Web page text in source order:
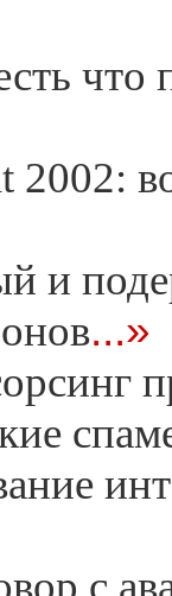
что
2002:
и
...»
с